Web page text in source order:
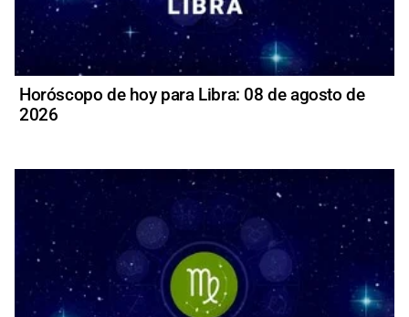
Horóscopo de hoy para Libra: 08 de agosto de
2026